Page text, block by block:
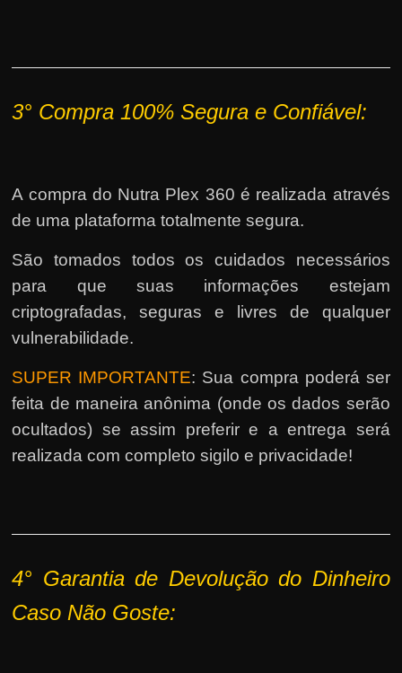
3° Compra 100% Segura e Confiável:
A compra do Nutra Plex 360 é realizada através
de uma plataforma totalmente segura.
São tomados todos os cuidados necessários
para que suas informações estejam
criptografadas, seguras e livres de qualquer
vulnerabilidade.
SUPER IMPORTANTE: Sua compra poderá ser
feita de maneira anônima (onde os dados serão
ocultados) se assim preferir e a entrega será
realizada com completo sigilo e privacidade!
4° Garantia de Devolução do Dinheiro
Caso Não Goste: